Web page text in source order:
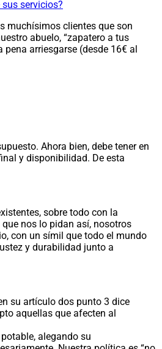
servicios?
muchísimos clientes que son
abuelo, “zapatero a tus
arriesgarse (desde 16€ al
Ahora bien, debe tener en
y disponibilidad. De esta
sobre todo con la
nos lo pidan así, nosotros
con un símil que todo el mundo
y durabilidad junto a
su artículo dos punto 3 dice
aquellas que afecten al
alegando su